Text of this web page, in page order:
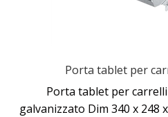
Porta tablet per
Porta tablet per
galvanizzato Dim 340 x 248